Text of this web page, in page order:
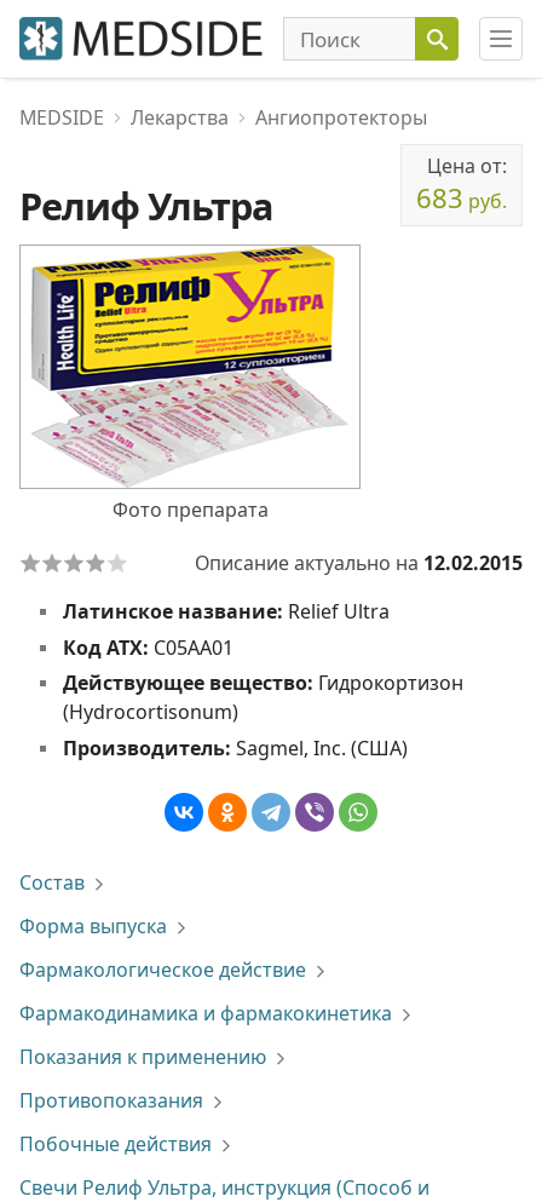
MEDSIDE Лекарства Ангиопротекторы
Релиф Ультра
Цена от:
683 руб.
Фото препарата
Описание актуально на 12.02.2015
Латинское название: Relief Ultra
Код АТХ: C05AA01
Действующее вещество: Гидрокортизон
(Hydrocortisonum)
Производитель: Sagmel, Inc. (США)
Состав
Форма выпуска
Фармакологическое действие
Фармакодинамика и фармакокинетика
Показания к применению
Противопоказания
Побочные действия
Свечи Релиф Ультра, инструкция (Способ и